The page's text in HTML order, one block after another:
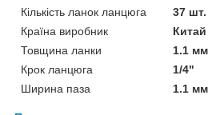
Кількість ланок ланцюга
37 шт.
Країна виробник
Китай
Товщина ланки
1.1 мм
Крок ланцюга
1/4"
Ширина паза
1.1 мм